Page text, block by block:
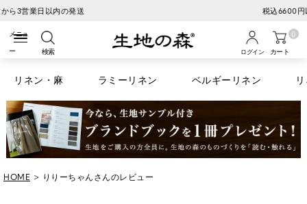
検索 ログイン カート
0
リネン・麻 ラミーリネン ベルギーリネン
HOME りりーちゃんさんのレビュー